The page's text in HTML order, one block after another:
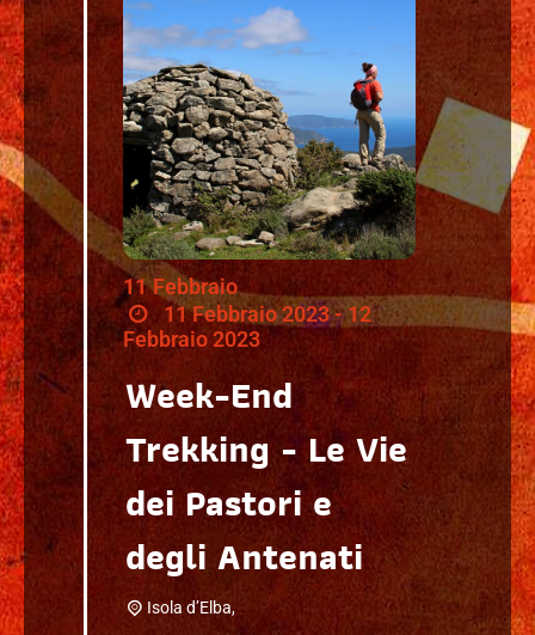
11 Febbraio
11 Febbraio 2023 - 12
Febbraio 2023
Week-End
Trekking - Le Vie
dei Pastori e
degli Antenati
Isola d’Elba,